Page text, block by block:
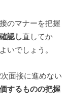
のマナーを把握
認し直してか
いでしょう。
面接に進めない
するものの把握